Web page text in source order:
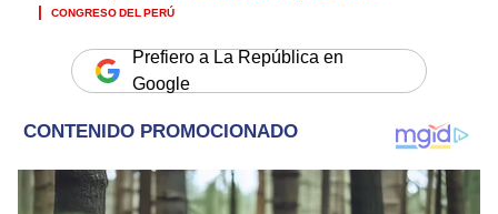
CONGRESO DEL PERÚ
Prefiero a La República en
Google